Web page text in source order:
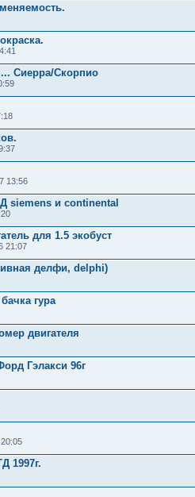
Сиерра/Скорпио
13:56
siemens и continental
для 1.5 экобуст
21:07
делфи, delphi)
гура
двигателя
Гэлакси 96г
1997г.